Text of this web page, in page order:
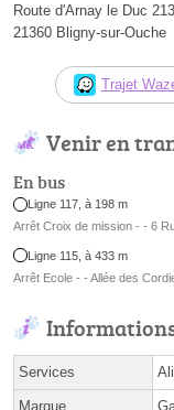
Route d'Arnay le Duc
21360 Bligny-sur-Ouche
Trajet
Venir en
En bus
Ligne 117, à 198 m
Arrêt Croix de mission - - 6
Ligne 115, à 433 m
Arrêt Ecole - - Allée des
Services
Marque